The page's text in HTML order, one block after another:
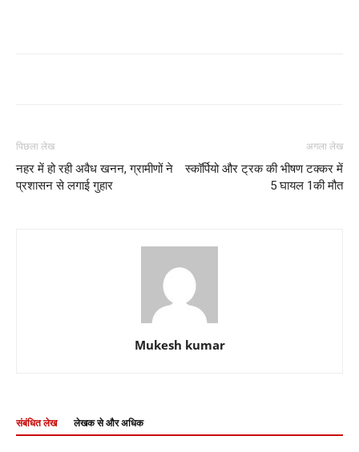
पिछला लेख
नहर में हो रही अवैध खनन, ग्रामीणों ने
प्रशासन से लगाई गुहार
अगला लेख
स्कॉर्पियो और ट्रक की भीषण टक्कर में
5 घायल 1की मौत
Mukesh kumar
संबंधित लेख लेखक से और अधिक